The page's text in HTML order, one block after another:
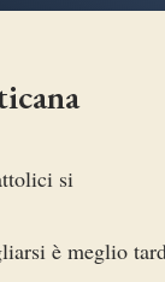
si
è meglio